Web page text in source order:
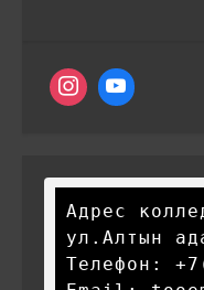
Адрес
ул.Алтын
Телефон: